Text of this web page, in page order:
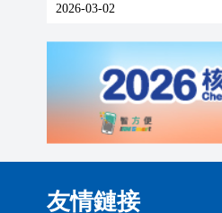
2026-03-02
友情鏈接